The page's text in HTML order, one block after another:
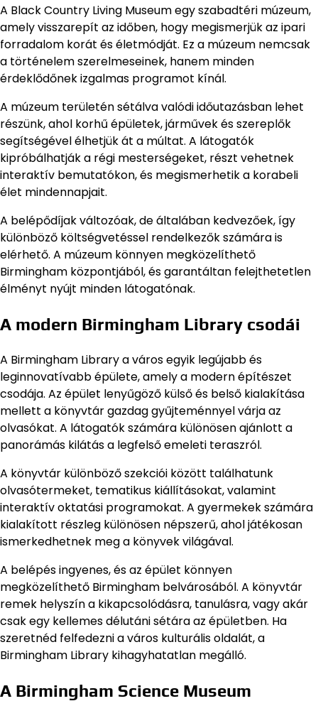
A Black Country Living Museum egy szabadtéri múzeum,
amely visszarepít az időben, hogy megismerjük az ipari
forradalom korát és életmódját. Ez a múzeum nemcsak
a történelem szerelmeseinek, hanem minden
érdeklődőnek izgalmas programot kínál.
A múzeum területén sétálva valódi időutazásban lehet
részünk, ahol korhű épületek, járművek és szereplők
segítségével élhetjük át a múltat. A látogatók
kipróbálhatják a régi mesterségeket, részt vehetnek
interaktív bemutatókon, és megismerhetik a korabeli
élet mindennapjait.
A belépődíjak változóak, de általában kedvezőek, így
különböző költségvetéssel rendelkezők számára is
elérhető. A múzeum könnyen megközelíthető
Birmingham központjából, és garantáltan felejthetetlen
élményt nyújt minden látogatónak.
A modern Birmingham Library csodái
A Birmingham Library a város egyik legújabb és
leginnovatívabb épülete, amely a modern építészet
csodája. Az épület lenyűgöző külső és belső kialakítása
mellett a könyvtár gazdag gyűjteménnyel várja az
olvasókat. A látogatók számára különösen ajánlott a
panorámás kilátás a legfelső emeleti teraszról.
A könyvtár különböző szekciói között találhatunk
olvasótermeket, tematikus kiállításokat, valamint
interaktív oktatási programokat. A gyermekek számára
kialakított részleg különösen népszerű, ahol játékosan
ismerkedhetnek meg a könyvek világával.
A belépés ingyenes, és az épület könnyen
megközelíthető Birmingham belvárosából. A könyvtár
remek helyszín a kikapcsolódásra, tanulásra, vagy akár
csak egy kellemes délutáni sétára az épületben. Ha
szeretnéd felfedezni a város kulturális oldalát, a
Birmingham Library kihagyhatatlan megálló.
A Birmingham Science Museum